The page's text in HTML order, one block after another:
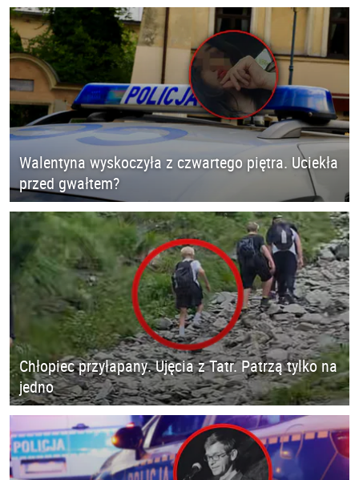
Walentyna wyskoczyła z czwartego piętra. Uciekła
przed gwałtem?
Chłopiec przyłapany. Ujęcia z Tatr. Patrzą tylko na
jedno